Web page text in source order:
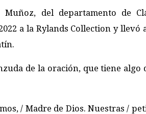
del departamento de
a la Rylands Collection y
de la oración, que tiene algo
/ Madre de Dios. Nuestras /